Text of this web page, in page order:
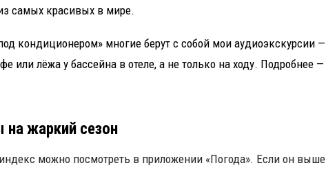
самых красивых в мире.
кондиционером» многие берут с собой мои аудиоэкскурсии —
или лёжа у бассейна в отеле, а не только на ходу. Подробнее —
на жаркий сезон
можно посмотреть в приложении «Погода». Если он выше